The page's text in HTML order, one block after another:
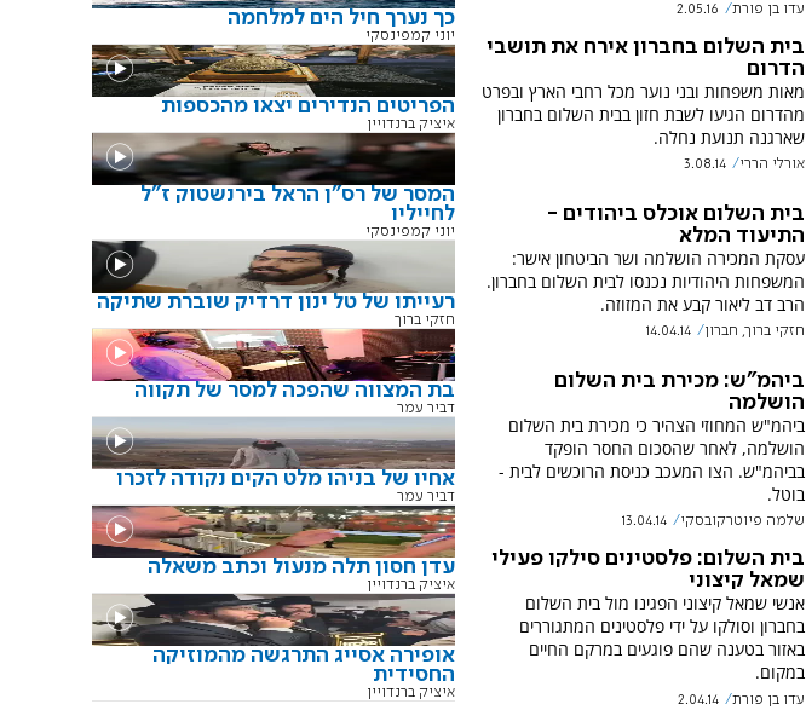
עדו בן פורת 2.05.16
בית השלום בחברון אירח את תושבי
הדרום
מאות משפחות ובני נוער מכל רחבי הארץ ובפרט
מהדרום הגיעו לשבת חזון בבית השלום בחברון
שארגנה תנועת נחלה.
אורלי הררי 3.08.14
בית השלום אוכלס ביהודים -
התיעוד המלא
עסקת המכירה הושלמה ושר הביטחון אישר:
המשפחות היהודיות נכנסו לבית השלום בחברון.
הרב דב ליאור קבע את המזוזה.
חזקי ברוך, חברון 14.04.14
ביהמ"ש: מכירת בית השלום
הושלמה
ביהמ"ש המחוזי הצהיר כי מכירת בית השלום
הושלמה, לאחר שהסכום החסר הופקד
בביהמ"ש. הצו המעכב כניסת הרוכשים לבית -
בוטל.
שלמה פיוטרקובסקי 13.04.14
בית השלום: פלסטינים סילקו פעילי
שמאל קיצוני
אנשי שמאל קיצוני הפגינו מול בית השלום
בחברון וסולקו על ידי פלסטינים המתגוררים
באזור בטענה שהם פוגעים במרקם החיים
במקום.
עדו בן פורת 2.04.14
כך נערך חיל הים למלחמה
יוני קמפינסקי
הפריטים הנדירים יצאו מהכספות
איציק ברנדויין
המסר של רס"ן הראל בירנשטוק ז"ל
לחייליו
יוני קמפינסקי
רעייתו של טל ינון דרדיק שוברת שתיקה
חזקי ברוך
בת המצווה שהפכה למסר של תקווה
דביר עמר
אחיו של בניהו מלט הקים נקודה לזכרו
דביר עמר
עדן חסון תלה מנעול וכתב משאלה
איציק ברנדויין
אופירה אסייג התרגשה מהמוזיקה
החסידית
איציק ברנדויין